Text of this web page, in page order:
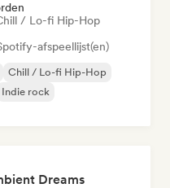
/ Lo-fi Hip-Hop
afspeellijst(en)
Chill / Lo-fi Hip-Hop
Indie rock
Dreams